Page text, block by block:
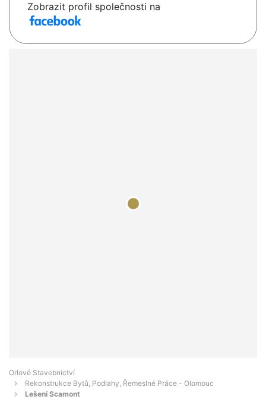
Zobrazit profil společnosti na
Orlové Stavebnictví
Rekonstrukce Bytů, Podlahy, Řemeslné Práce - Olomouc
Lešení Scamont